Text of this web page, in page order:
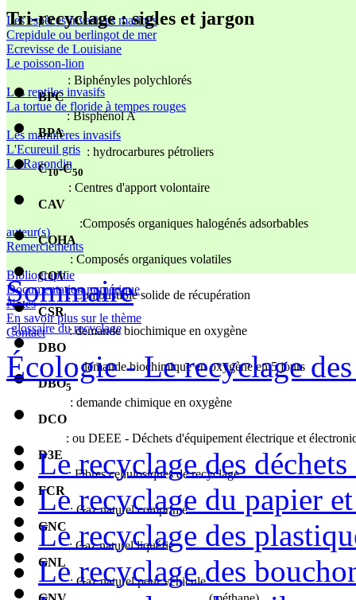
Les espèces invasives marines
Crepidule ou berlingot de mer
Ecrevisse de Louisiane
Le poisson-lion
Les reptiles invasifs
La tortue de floride à tempes rouges
Les mamifères invasifs
L'Ecureuil gris
Le Ragondin
auteur(s)
Remerciements
Bibliographie
Documentation numérique
Notes
En savoir plus sur le thème
Contact
Tri-recyclage : sigles et jargon
BPC: Biphényles polychlorés
BPA: Bisphénol A
C10-C50 : hydrocarbures pétroliers
CAV : Centres d'apport volontaire
COHA:Composés organiques halogénés adsorbables
COV: Composés organiques volatiles
CSR: Combustible solide de récupération
DBO: demande biochimique en oxygène
DBO5: demande biochimique en oxygène en 5 jours
DCO : demande chimique en oxygène
D3E : ou DEEE - Déchets d'équipement électrique et
FCR: Fibres cellulosiques de recyclage :
GNC: Gaz naturel comprimé
GNL: Gaz naturel liquéfié
: Gaz naturel pour véhicule
Sommaire
glossaire du recyclage
Écologie - Le recyclage
Le recyclage des
Le recyclage du papier
Le recyclage des
Le recyclage des